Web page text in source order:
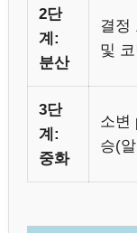
2단
계:
분산
결정
및
3단
계:
중화
소변
승(